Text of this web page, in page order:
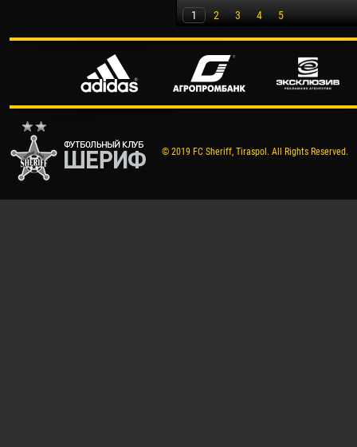
1 2 3 4 5
© 2019 FC Sheriff, Tiraspol. All Rights Reserved.